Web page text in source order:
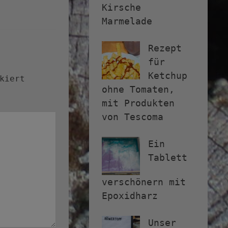
Kirsche
Marmelade
Rezept
für
Ketchup
ohne Tomaten,
mit Produkten
von Tescoma
Ein
Tablett
verschönern mit
Epoxidharz
Unser